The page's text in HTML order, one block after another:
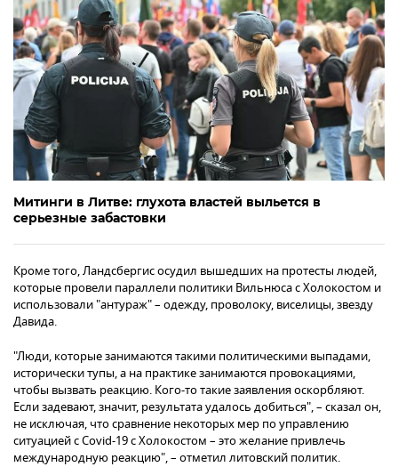
Митинги в Литве: глухота властей выльется в
серьезные забастовки
Кроме того, Ландсбергис осудил вышедших на протесты людей,
которые провели параллели политики Вильнюса с Холокостом и
использовали "антураж" – одежду, проволоку, виселицы, звезду
Давида.
"Люди, которые занимаются такими политическими выпадами,
исторически тупы, а на практике занимаются провокациями,
чтобы вызвать реакцию. Кого-то такие заявления оскорбляют.
Если задевают, значит, результата удалось добиться", – сказал он,
не исключая, что сравнение некоторых мер по управлению
ситуацией с Covid-19 с Холокостом – это желание привлечь
международную реакцию", – отметил литовский политик.